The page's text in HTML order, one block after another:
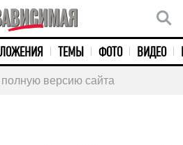
ТЕМЫ ФОТО ВИДЕО
версию сайта